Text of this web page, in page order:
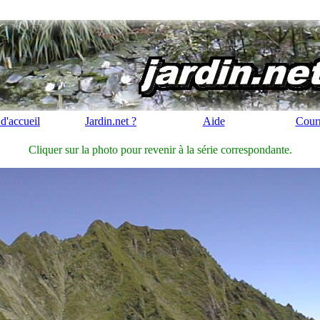
Jardin.net ? Aide
Cliquer sur la photo pour revenir à la série correspondante.